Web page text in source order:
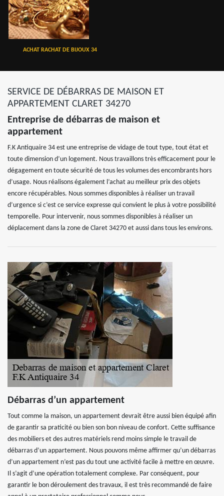
ACHAT RACHAT DE BIJOUX 34
SERVICE DE DÉBARRAS DE MAISON ET
APPARTEMENT CLARET 34270
Entreprise de débarras de maison et
appartement
F.K Antiquaire 34 est une entreprise de vidage de tout type, tout état et
toute dimension d’un logement. Nous travaillons très efficacement pour le
dégagement en toute sécurité de tous les volumes des encombrants hors
d’usage. Nous réalisons également l’achat au meilleur prix des objets
encore récupérables. Nous sommes disponibles à réaliser un travail
d’urgence si c’est ce service expresse qui convient le plus à votre possibilité
temporelle. Pour intervenir, nous sommes disponibles à réaliser un
déplacement dans la zone de Claret 34270 et aussi dans tous les environs.
Débarras d’un appartement
Tout comme la maison, un appartement devrait être aussi bien équipé afin
de garantir sa praticité ou bien son bon niveau de confort. Cette suffisance
des mobiliers et des autres matériels rend moins simple le travail de
débarras d’un appartement. Nous pouvons même affirmer qu’un débarras
d’un appartement n’est pas du tout une activité facile à mettre en œuvre.
Il s’agit d’une opération totalement complexe. Par conséquent, pour
garantir le bon déroulement des travaux, il est très recommandé de faire